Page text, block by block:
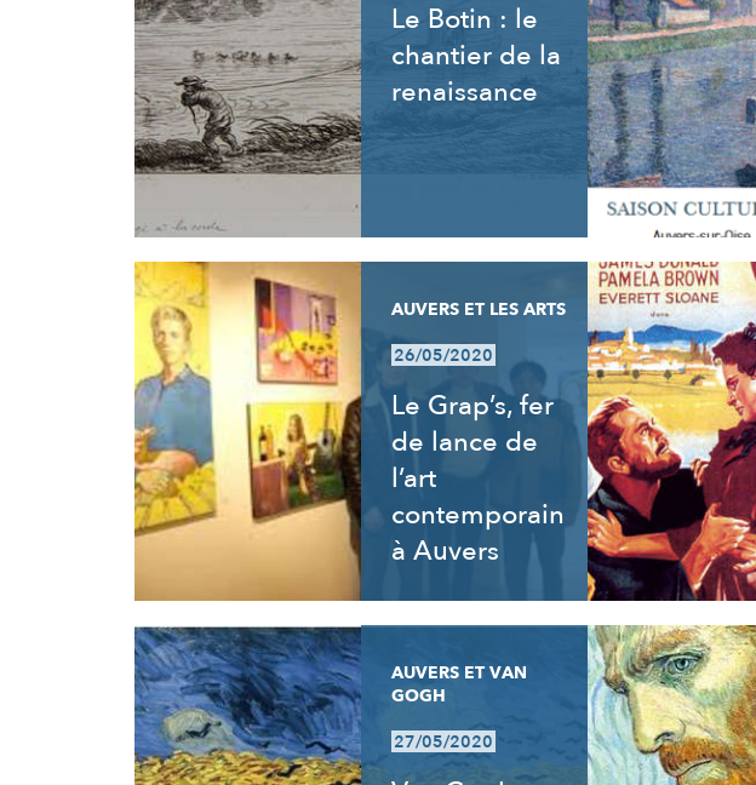
Le Botin : le
chantier de la
renaissance
AUVERS ET LES ARTS
26/05/2020
Le Grap’s, fer
de lance de
l’art
contemporain
à Auvers
AUVERS ET VAN
GOGH
27/05/2020